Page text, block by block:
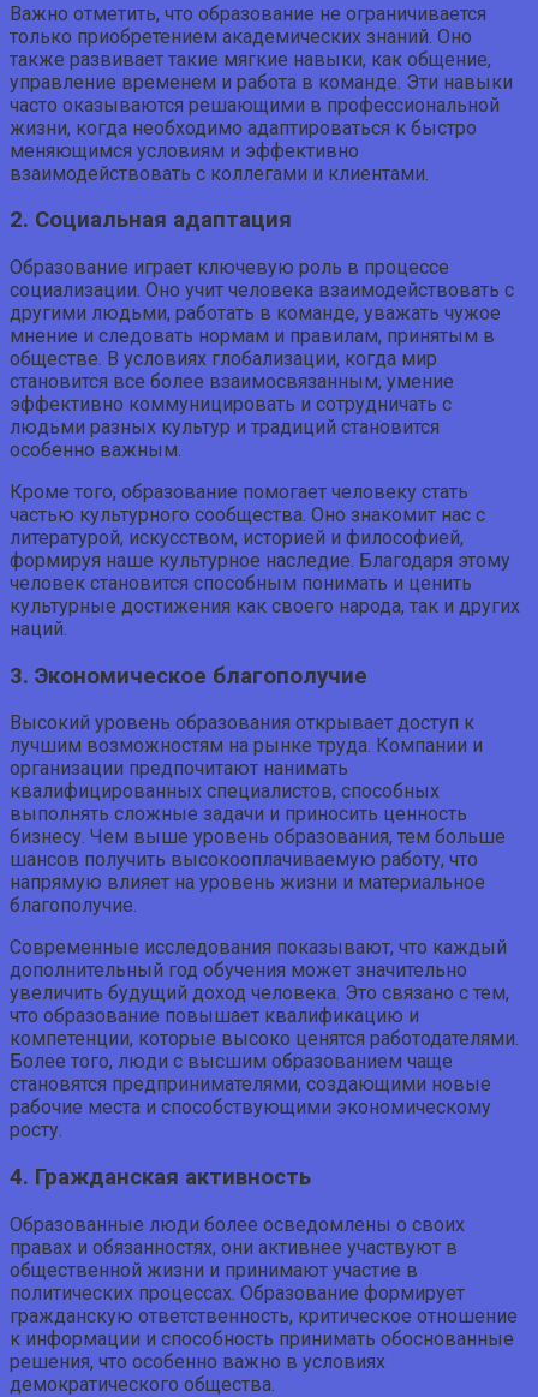
Важно отметить, что образование не ограничивается
только приобретением академических знаний. Оно
также развивает такие мягкие навыки, как общение,
управление временем и работа в команде. Эти навыки
часто оказываются решающими в профессиональной
жизни, когда необходимо адаптироваться к быстро
меняющимся условиям и эффективно
взаимодействовать с коллегами и клиентами.
2. Социальная адаптация
Образование играет ключевую роль в процессе
социализации. Оно учит человека взаимодействовать с
другими людьми, работать в команде, уважать чужое
мнение и следовать нормам и правилам, принятым в
обществе. В условиях глобализации, когда мир
становится все более взаимосвязанным, умение
эффективно коммуницировать и сотрудничать с
людьми разных культур и традиций становится
особенно важным.
Кроме того, образование помогает человеку стать
частью культурного сообщества. Оно знакомит нас с
литературой, искусством, историей и философией,
формируя наше культурное наследие. Благодаря этому
человек становится способным понимать и ценить
культурные достижения как своего народа, так и других
наций.
3. Экономическое благополучие
Высокий уровень образования открывает доступ к
лучшим возможностям на рынке труда. Компании и
организации предпочитают нанимать
квалифицированных специалистов, способных
выполнять сложные задачи и приносить ценность
бизнесу. Чем выше уровень образования, тем больше
шансов получить высокооплачиваемую работу, что
напрямую влияет на уровень жизни и материальное
благополучие.
Современные исследования показывают, что каждый
дополнительный год обучения может значительно
увеличить будущий доход человека. Это связано с тем,
что образование повышает квалификацию и
компетенции, которые высоко ценятся работодателями.
Более того, люди с высшим образованием чаще
становятся предпринимателями, создающими новые
рабочие места и способствующими экономическому
росту.
4. Гражданская активность
Образованные люди более осведомлены о своих
правах и обязанностях, они активнее участвуют в
общественной жизни и принимают участие в
политических процессах. Образование формирует
гражданскую ответственность, критическое отношение
к информации и способность принимать обоснованные
решения, что особенно важно в условиях
демократического общества.